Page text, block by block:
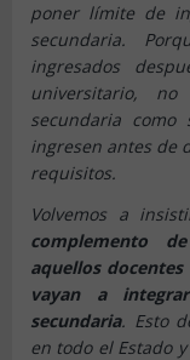
poner límite de
secundaria.
ingresados
universitario,
secundaria
ingresen antes de
requisitos.
Volvemos a
complemento
aquellos
vayan a
secundaria. Esto
en todo el Estado